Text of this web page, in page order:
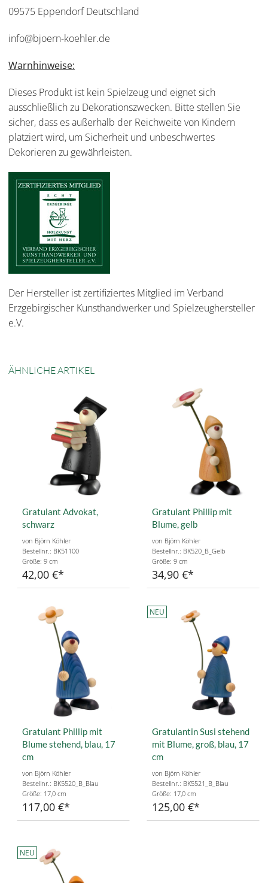
09575 Eppendorf Deutschland
info@bjoern-koehler.de
Warnhinweise:
Dieses Produkt ist kein Spielzeug und eignet sich
ausschließlich zu Dekorationszwecken. Bitte stellen Sie
sicher, dass es außerhalb der Reichweite von Kindern
platziert wird, um Sicherheit und unbeschwertes
Dekorieren zu gewährleisten.
Der Hersteller ist zertifiziertes Mitglied im Verband
Erzgebirgischer Kunsthandwerker und Spielzeughersteller
e.V.
ÄHNLICHE ARTIKEL
Gratulant Advokat,
schwarz
von Björn Köhler
Bestellnr.: BK51100
Größe: 9 cm
42,00 €
Gratulant Phillip mit
Blume, gelb
von Björn Köhler
Bestellnr.: BK520_B_Gelb
Größe: 9 cm
34,90 €
Gratulant Phillip mit
Blume stehend, blau, 17
cm
von Björn Köhler
Bestellnr.: BK5520_B_Blau
Größe: 17,0 cm
117,00 €
NEU
Gratulantin Susi stehend
mit Blume, groß, blau, 17
cm
von Björn Köhler
Bestellnr.: BK5521_B_Blau
Größe: 17,0 cm
125,00 €
NEU